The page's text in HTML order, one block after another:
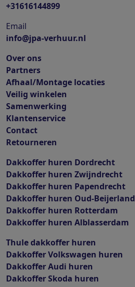
+31616144899
Email
info@jpa-verhuur.nl
Over ons
Partners
Afhaal/Montage locaties
Veilig winkelen
Samenwerking
Klantenservice
Contact
Retourneren
Dakkoffer huren Dordrecht
Dakkoffer huren Zwijndrecht
Dakkoffer huren Papendrecht
Dakkoffer huren Oud-Beijerland
Dakkoffer huren Rotterdam
Dakkoffer huren Alblasserdam
Thule dakkoffer huren
Dakkoffer Volkswagen huren
Dakkoffer Audi huren
Dakkoffer Skoda huren